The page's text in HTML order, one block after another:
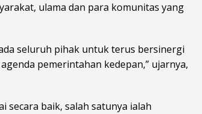
ulama dan para komunitas yang
seluruh pihak untuk terus bersinergi
pemerintahan kedepan,” ujarnya,
secara baik, salah satunya ialah